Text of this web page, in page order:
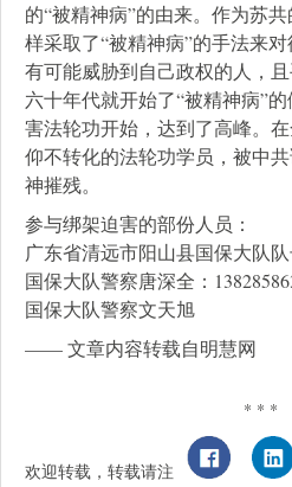
的“被精神病”的由来。作为苏
样采取了“被精神病”的手法来
有可能威胁到自己政权的人，
六十年代就开始了“被精神病”
害法轮功开始，达到了高峰。
仰不转化的法轮功学员，被中
神摧残。
参与绑架迫害的部份人员：
广东省清远市阳山县国保大队队
国保大队警察唐深全：
国保大队警察文天旭
—— 文章内容转载自明慧网
* * *
欢迎转载，转载请注